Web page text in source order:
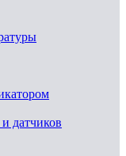
датчиков